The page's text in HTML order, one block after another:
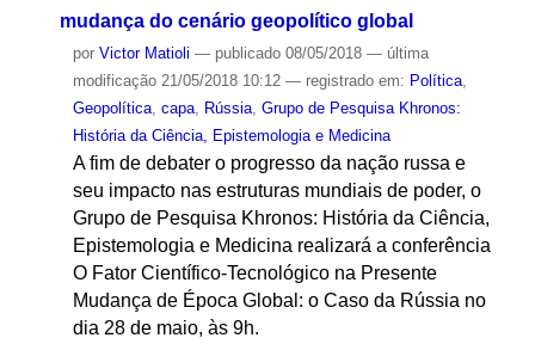
mudança do cenário geopolítico global
por Victor Matioli — publicado08/05/2018 — última
modificação21/05/2018 10:12 — registrado em: Política,
Geopolítica, capa, Rússia, Grupo de Pesquisa Khronos:
História da Ciência, Epistemologia e Medicina
A fim de debater o progresso da nação russa e
seu impacto nas estruturas mundiais de poder, o
Grupo de Pesquisa Khronos: História da Ciência,
Epistemologia e Medicina realizará a conferência
O Fator Científico-Tecnológico na Presente
Mudança de Época Global: o Caso da Rússia no
dia 28 de maio, às 9h.